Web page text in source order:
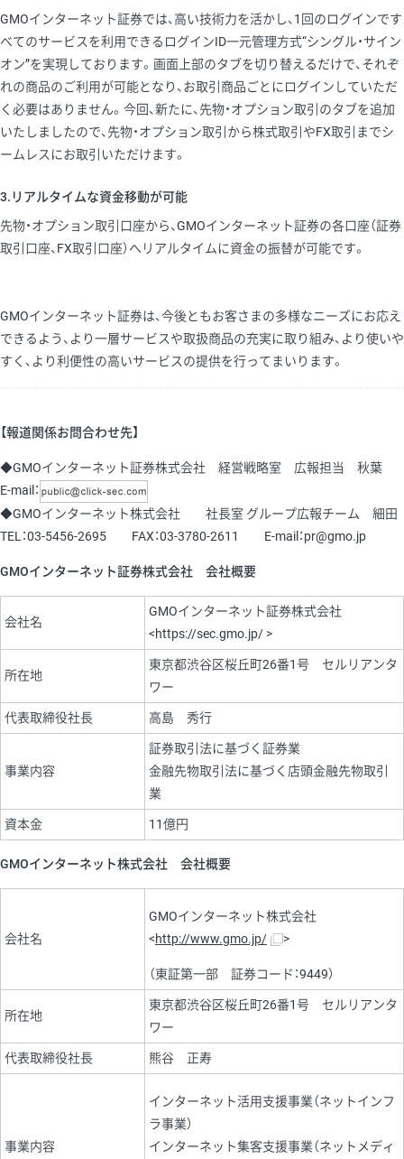
GMOインターネット証券では、高い技術力を活かし、1回のログインです
べてのサービスを利用できるログインID一元管理方式“シングル・サイン
オン”を実現しております。画面上部のタブを切り替えるだけで、それぞ
れの商品のご利用が可能となり、お取引商品ごとにログインしていただ
く必要はありません。今回、新たに、先物・オプション取引のタブを追加
いたしましたので、先物・オプション取引から株式取引やFX取引までシ
ームレスにお取引いただけます。
3.リアルタイムな資金移動が可能
先物・オプション取引口座から、GMOインターネット証券の各口座（証券
取引口座、FX取引口座）へリアルタイムに資金の振替が可能です。
GMOインターネット証券は、今後ともお客さまの多様なニーズにお応え
できるよう、より一層サービスや取扱商品の充実に取り組み、より使いや
すく、より利便性の高いサービスの提供を行ってまいります。
【報道関係お問合わせ先】
◆GMOインターネット証券株式会社 経営戦略室 広報担当 秋葉
E-mail：
◆GMOインターネット株式会社 社長室 グループ広報チーム 細田
TEL：03-5456-2695 FAX：03-3780-2611 E-mail：pr@gmo.jp
GMOインターネット証券株式会社 会社概要
会社名
GMOインターネット証券株式会社
<https://sec.gmo.jp/ >
所在地
東京都渋谷区桜丘町26番1号 セルリアンタ
ワー
代表取締役社長 高島 秀行
事業内容
証券取引法に基づく証券業
金融先物取引法に基づく店頭金融先物取引
業
資本金 11億円
GMOインターネット株式会社 会社概要
会社名
GMOインターネット株式会社
<http://www.gmo.jp/ >
（東証第一部 証券コード：9449）
所在地
東京都渋谷区桜丘町26番1号 セルリアンタ
ワー
代表取締役社長 熊谷 正寿
事業内容
インターネット活用支援事業（ネットインフ
ラ事業）
インターネット集客支援事業（ネットメディ